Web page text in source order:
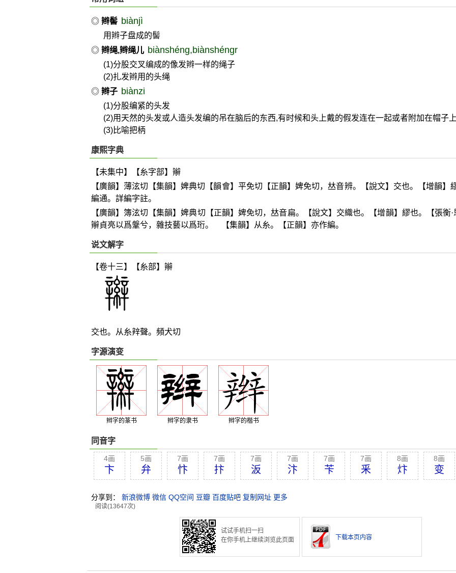
◎ 辫髻 biànjì
用辫子盘成的髻
◎ 辫绳,辫绳儿 biànshéng,biànshéngr
(1)分股交叉编成的像发辫一样的绳子
(2)扎发辫用的头绳
◎ 辫子 biànzi
(1)分股编紧的头发
(2)用天然的头发或人造头发编的吊在脑后的东西,有时候和头上戴的假发连在一起或者附加在帽子上
(3)比喻把柄
康熙字典
【未集中】【糸字部】辮
【廣韻】薄泫切【集韻】婢典切【韻會】平免切【正韻】婢免切，𠀤音辨。【說文】交也。【增韻】
編通。詳編字註。
【廣韻】簿泫切【集韻】婢典切【正韻】婢免切，𠀤音扁。【說文】交織也。【增韻】繆也。【張衡·
辮貞亮以爲鞶兮，雜技藝以爲珩。 【集韻】从糸。【正韻】亦作編。
说文解字
【卷十三】【糸部】 辮
交也。从糸辡聲。頻犬切
字源演变
辫字的篆书 辫字的隶书 辫字的楷书
同音字
4画
卞
5画
弁
7画
忭
7画
抃
7画
汳
7画
汴
7画
苄
7画
釆
8画
炞
8画
变
分享到： 新浪微博 微信 QQ空间 豆瓣 百度贴吧 复制网址 更多
阅读(13647次)
试试手机扫一扫
在你手机上继续浏览此页面
下载本页内容